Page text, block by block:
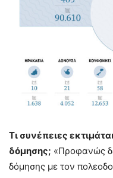
Τι συνέπειες
δόμησης; «Προφανώς
δόμησης με τον